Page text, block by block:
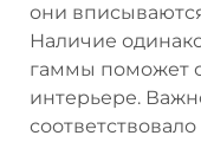
они
Наличие
гаммы поможет
интерьере.